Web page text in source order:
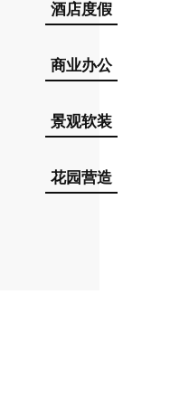
酒店度假
商业办公
景观软装
花园营造